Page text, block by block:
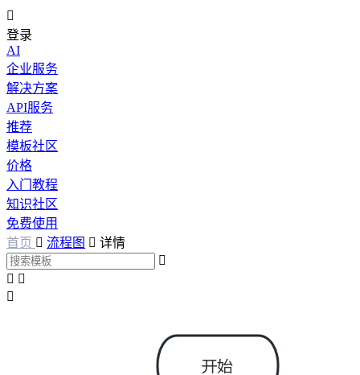

登录
AI
企业服务
解决方案
API服务
推荐
模板社区
价格
入门教程
知识社区
免费使用
首页  流程图  详情

 
